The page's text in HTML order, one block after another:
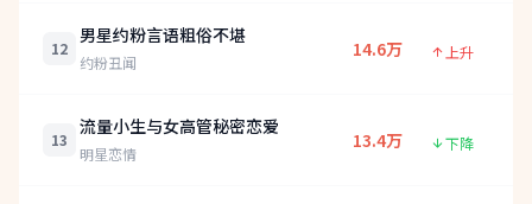
12
男星约粉言语粗俗不堪
约粉丑闻
14.6万 上升
13
流量小生与女高管秘密恋爱
明星恋情
13.4万 下降